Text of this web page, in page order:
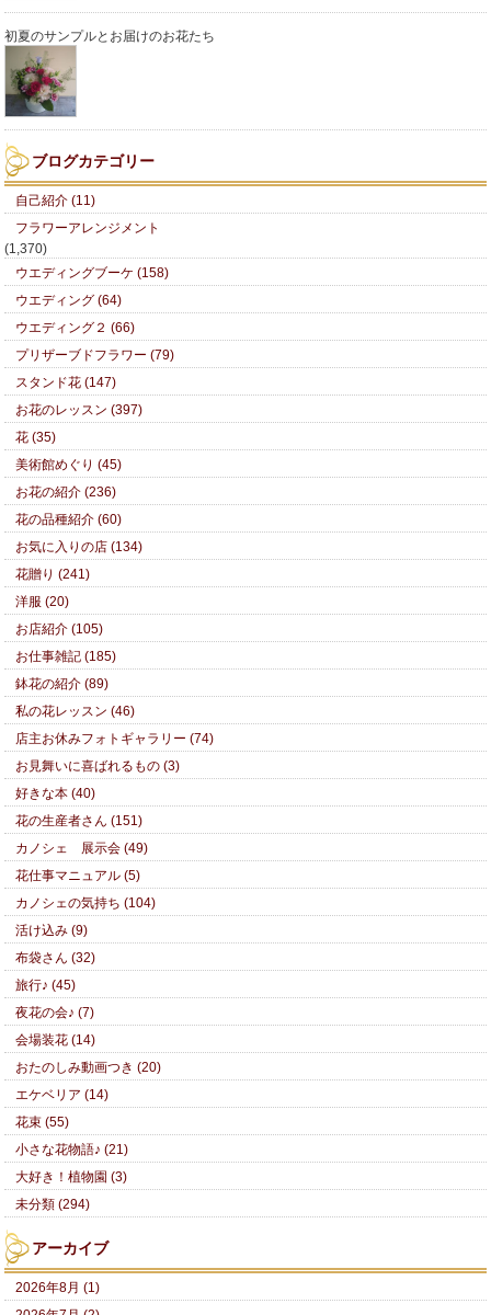
初夏のサンプルとお届けのお花たち
ブログカテゴリー
自己紹介 (11)
フラワーアレンジメント
(1,370)
ウエディングブーケ (158)
ウエディング (64)
ウエディング２ (66)
プリザーブドフラワー (79)
スタンド花 (147)
お花のレッスン (397)
花 (35)
美術館めぐり (45)
お花の紹介 (236)
花の品種紹介 (60)
お気に入りの店 (134)
花贈り (241)
洋服 (20)
お店紹介 (105)
お仕事雑記 (185)
鉢花の紹介 (89)
私の花レッスン (46)
店主お休みフォトギャラリー (74)
お見舞いに喜ばれるもの (3)
好きな本 (40)
花の生産者さん (151)
カノシェ 展示会 (49)
花仕事マニュアル (5)
カノシェの気持ち (104)
活け込み (9)
布袋さん (32)
旅行♪ (45)
夜花の会♪ (7)
会場装花 (14)
おたのしみ動画つき (20)
エケベリア (14)
花束 (55)
小さな花物語♪ (21)
大好き！植物園 (3)
未分類 (294)
アーカイブ
2026年8月 (1)